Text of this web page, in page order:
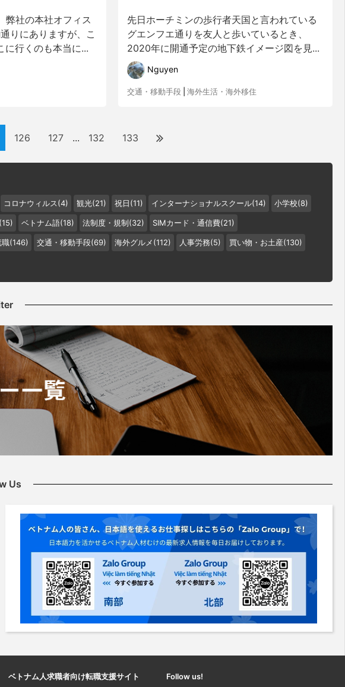
弊社の本社オフィス
りにありますが、こ
に行くのも本当に...
先日ホーチミンの歩行者天国と言われている
グエンフエ通りを友人と歩いているとき、
2020年に開通予定の地下鉄イメージ図を見...
Nguyen
交通・移動手段 海外生活・海外移住
126 127 132 133
コロナウィルス(4) 観光(21) 祝日(11) インターナショナルスクール(14) 小学校(8)
ベトナム語(18) 法制度・規制(32) SIMカード・通信費(21)
職(146) 交通・移動手段(69) 海外グルメ(112) 人事労務(5) 買い物・お土産(130)
Us
ベトナム人求職者向け転職支援サイト Follow us!